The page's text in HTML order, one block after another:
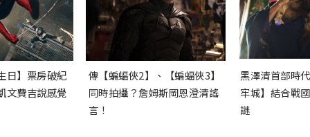
日】票房破紀
文費吉說感覺
傳【蝙蝠俠2】、【蝙蝠俠3】
同時拍攝？詹姆斯岡恩澄清謠
言！
黑澤清首部時
牢城】結合戰
謎